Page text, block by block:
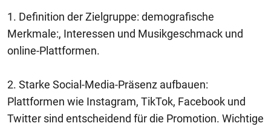
1. Definition der Zielgruppe: demografische
Merkmale:, Interessen und Musikgeschmack und
online-Plattformen.
2. Starke Social-Media-Präsenz aufbauen:
Plattformen wie Instagram, TikTok, Facebook und
Twitter sind entscheidend für die Promotion. Wichtige